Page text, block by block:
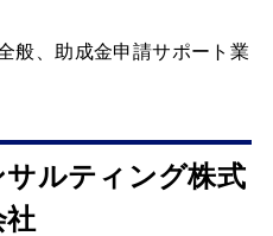
般、助成金申請サポート業
ルティング株式
社